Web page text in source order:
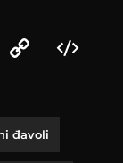
đavoli